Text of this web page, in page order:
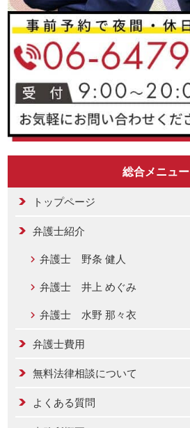
総合メニュー
トップページ
弁護士紹介
弁護士 野条 健人
弁護士 井上 めぐみ
弁護士 水野 那々衣
弁護士費用
無料法律相談について
よくある質問